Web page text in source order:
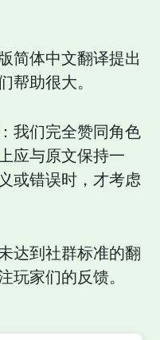
简体中文翻译提出
帮助很大。
我们完全赞同角色
应与原文保持一
或错误时，才考虑
达到社群标准的翻
玩家们的反馈。